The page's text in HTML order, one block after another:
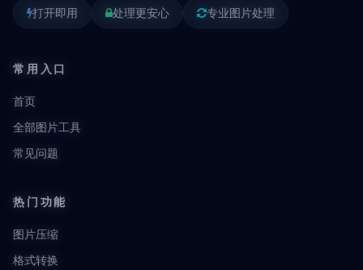
打开即用 处理更安心 专业图片处理
常用入口
首页
全部图片工具
常见问题
热门功能
图片压缩
格式转换